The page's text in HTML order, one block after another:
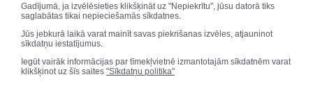
Gadījumā, ja izvēlēsieties klikšķināt uz "Nepiekrītu", jūsu datorā tiks
saglabātas tikai nepieciešamās sīkdatnes.
Jūs jebkurā laikā varat mainīt savas piekrišanas izvēles, atjauninot
sīkdatņu iestatījumus.
Iegūt vairāk informācijas par tīmekļvietnē izmantotajām sīkdatnēm varat
klikšķinot uz šīs saites "Sīkdatņu politika"
Sveicam svētkos!
Vārda dienu svin:
Aisma, Askolds
Marija Rusecka